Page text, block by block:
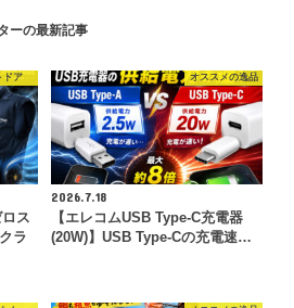
ーの最新記事
ドア
ス
ラ
オススメの逸品
2026.7.18
【エレコムUSB Type-C充電器
(20W)】USB Type-Cの充電速…